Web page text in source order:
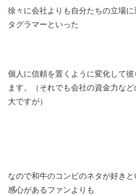
徐々に会社よりも自分たちの立場
タグラマーといった
個人に信頼を置くように変化して
ます。（それでも会社の資金力な
大ですが）
なので和牛のコンビのネタが好きと
感心があるファンよりも